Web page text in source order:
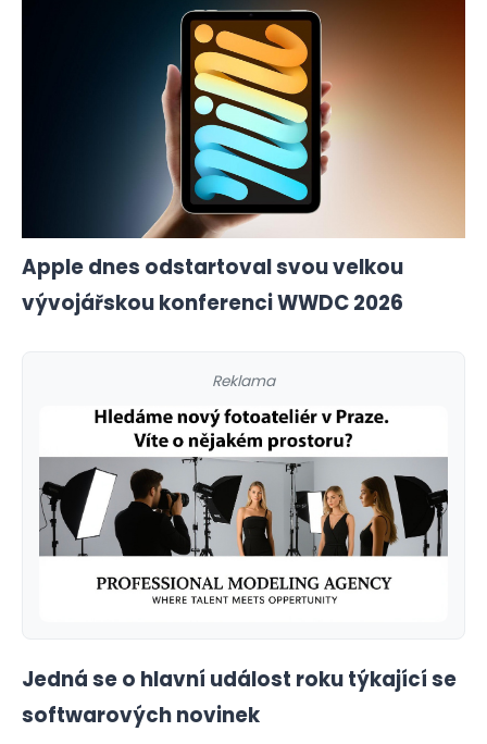
Apple dnes odstartoval svou velkou
vývojářskou konferenci WWDC 2026
Reklama
Jedná se o hlavní událost roku týkající se
softwarových novinek